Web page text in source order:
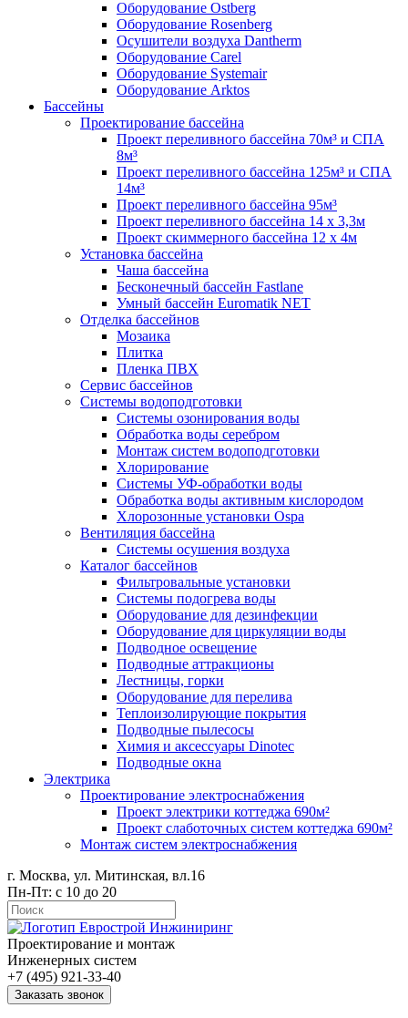
Оборудование Ostberg
Оборудование Rosenberg
Осушители воздуха Dantherm
Оборудование Carel
Оборудование Systemair
Оборудование Arktos
Бассейны
Проектирование бассейна
Проект переливного бассейна 70м³ и СПА
8м³
Проект переливного бассейна 125м³ и СПА
14м³
Проект переливного бассейна 95м³
Проект переливного бассейна 14 х 3,3м
Проект скиммерного бассейна 12 х 4м
Установка бассейна
Чаша бассейна
Бесконечный бассейн Fastlane
Умный бассейн Euromatik NET
Отделка бассейнов
Мозаика
Плитка
Пленка ПВХ
Сервис бассейнов
Системы водоподготовки
Системы озонирования воды
Обработка воды серебром
Монтаж систем водоподготовки
Хлорирование
Системы УФ-обработки воды
Обработка воды активным кислородом
Хлорозонные установки Ospa
Вентиляция бассейна
Системы осушения воздуха
Каталог бассейнов
Фильтровальные установки
Системы подогрева воды
Оборудование для дезинфекции
Оборудование для циркуляции воды
Подводное освещение
Подводные аттракционы
Лестницы, горки
Оборудование для перелива
Теплоизолирующие покрытия
Подводные пылесосы
Химия и аксессуары Dinotec
Подводные окна
Электрика
Проектирование электроснабжения
Проект электрики коттеджа 690м²
Проект слаботочных систем коттеджа 690м²
Монтаж систем электроснабжения
г. Москва, ул. Митинская, вл.16
Пн-Пт: с 10 до 20
Проектирование и монтаж
Инженерных систем
+7 (495) 921-33-40
Заказать звонок